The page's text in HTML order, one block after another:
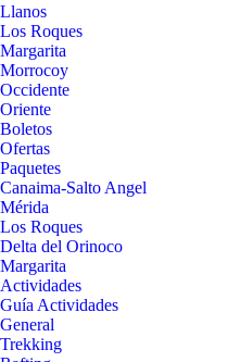
Llanos
Los Roques
Margarita
Morrocoy
Occidente
Oriente
Boletos
Ofertas
Paquetes
Canaima-Salto Angel
Mérida
Los Roques
Delta del Orinoco
Margarita
Actividades
Guía Actividades
General
Trekking